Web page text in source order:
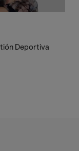
Deportiva